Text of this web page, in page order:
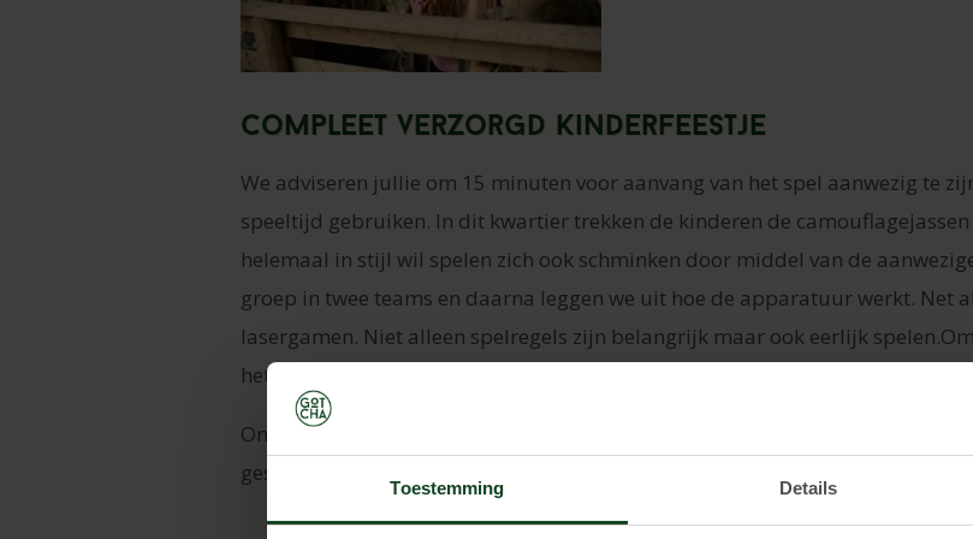
Toestemming Details
Compleet verzorgd kinderfeestje
We adviseren jullie om 15 minuten voor aanvang van het spel aanwezig te
speeltijd gebruiken. In dit kwartier trekken de kinderen de
helemaal in stijl wil spelen zich ook schminken door middel van de
groep in twee teams en daarna leggen we uit hoe de apparatuur werkt. Net
lasergamen. Niet alleen spelregels zijn belangrijk maar ook eerlijk
het feestje al met al echt beginnen.
Onze ervaren begeleiders nemen de kinderen onder hun hoede tijdens de
gestructureerd en veilig verlopen. Dit wordt het beste verjaardagsfeestje ooit!
DIRECT ONLINE RESERVEREN >